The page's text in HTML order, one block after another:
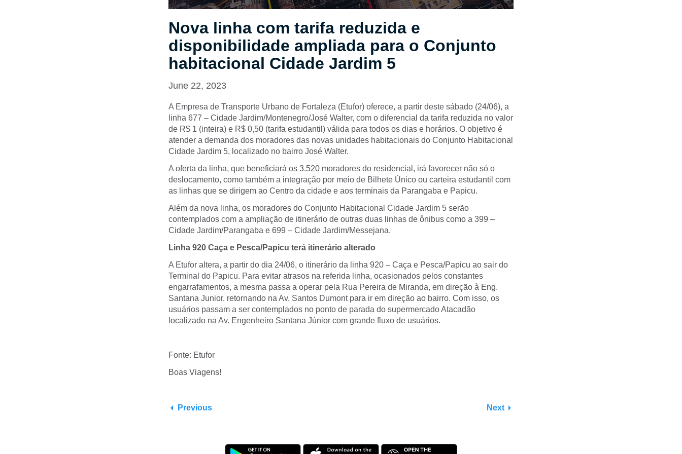
Nova linha com tarifa reduzida e
disponibilidade ampliada para o Conjunto
habitacional Cidade Jardim 5
June 22, 2023
A Empresa de Transporte Urbano de Fortaleza (Etufor) oferece, a partir deste sábado (24/06), a
linha 677 – Cidade Jardim/Montenegro/José Walter, com o diferencial da tarifa reduzida no valor
de R$ 1 (inteira) e R$ 0,50 (tarifa estudantil) válida para todos os dias e horários. O objetivo é
atender a demanda dos moradores das novas unidades habitacionais do Conjunto Habitacional
Cidade Jardim 5, localizado no bairro José Walter.
A oferta da linha, que beneficiará os 3.520 moradores do residencial, irá favorecer não só o
deslocamento, como também a integração por meio de Bilhete Único ou carteira estudantil com
as linhas que se dirigem ao Centro da cidade e aos terminais da Parangaba e Papicu.
Além da nova linha, os moradores do Conjunto Habitacional Cidade Jardim 5 serão
contemplados com a ampliação de itinerário de outras duas linhas de ônibus como a 399 –
Cidade Jardim/Parangaba e 699 – Cidade Jardim/Messejana.
Linha 920 Caça e Pesca/Papicu terá itinerário alterado
A Etufor altera, a partir do dia 24/06, o itinerário da linha 920 – Caça e Pesca/Papicu ao sair do
Terminal do Papicu. Para evitar atrasos na referida linha, ocasionados pelos constantes
engarrafamentos, a mesma passa a operar pela Rua Pereira de Miranda, em direção à Eng.
Santana Junior, retornando na Av. Santos Dumont para ir em direção ao bairro. Com isso, os
usuários passam a ser contemplados no ponto de parada do supermercado Atacadão
localizado na Av. Engenheiro Santana Júnior com grande fluxo de usuários.
Fonte: Etufor
Boas Viagens!
Previous Next